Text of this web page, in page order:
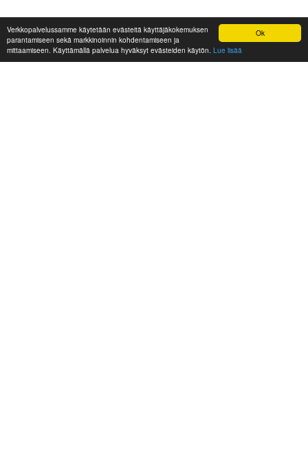
Ok
Verkkopalvelussamme käytetään evästeitä käyttäjäkokemuksen
parantamiseen sekä markkinoinnin kohdentamiseen ja
mittaamiseen. Käyttämällä palvelua hyväksyt evästeiden käytön. Lue lisää